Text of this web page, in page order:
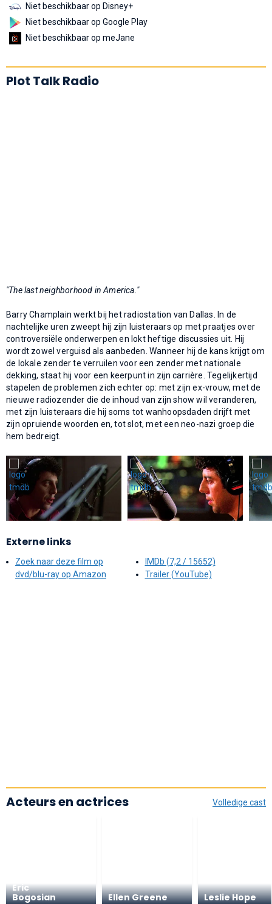
Niet beschikbaar op Disney+
Niet beschikbaar op Google Play
Niet beschikbaar op meJane
Plot Talk Radio
"The last neighborhood in America."
Barry Champlain werkt bij het radiostation van Dallas. In de
nachtelijke uren zweept hij zijn luisteraars op met praatjes over
controversiële onderwerpen en lokt heftige discussies uit. Hij
wordt zowel verguisd als aanbeden. Wanneer hij de kans krijgt om
de lokale zender te verruilen voor een zender met nationale
dekking, staat hij voor een keerpunt in zijn carrière. Tegelijkertijd
stapelen de problemen zich echter op: met zijn ex-vrouw, met de
nieuwe radiozender die de inhoud van zijn show wil veranderen,
met zijn luisteraars die hij soms tot wanhoopsdaden drijft met
zijn opruiende woorden en, tot slot, met een neo-nazi groep die
hem bedreigt.
Externe links
Zoek naar deze film op
dvd/blu-ray op Amazon
IMDb (7,2 / 15652)
Trailer (YouTube)
Volledige cast
Acteurs en actrices
Eric
Bogosian
Ellen Greene Leslie Hope